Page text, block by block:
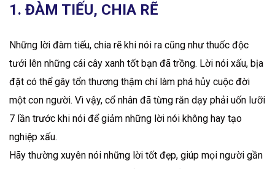
1. ĐÀM TIẾU, CHIA RẼ
Những lời đàm tiếu, chia rẽ khi nói ra cũng như thuốc độc
tưới lên những cái cây xanh tốt bạn đã trồng. Lời nói xấu, bịa
đặt có thể gây tổn thương thậm chí làm phá hủy cuộc đời
một con người. Vì vậy, cổ nhân đã từng răn dạy phải uốn lưỡi
7 lần trước khi nói để giảm những lời nói không hay tạo
nghiệp xấu.
Hãy thường xuyên nói những lời tốt đẹp, giúp mọi người gần